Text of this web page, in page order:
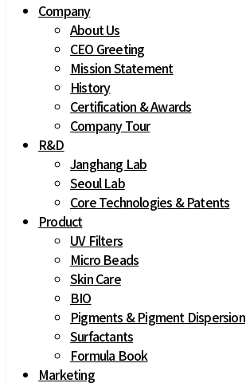
Company
About Us
CEO Greeting
Mission Statement
History
Certification & Awards
Company Tour
R&D
Janghang Lab
Seoul Lab
Core Technologies & Patents
Product
UV Filters
Micro Beads
Skin Care
BIO
Pigments & Pigment Dispersion
Surfactants
Formula Book
Marketing